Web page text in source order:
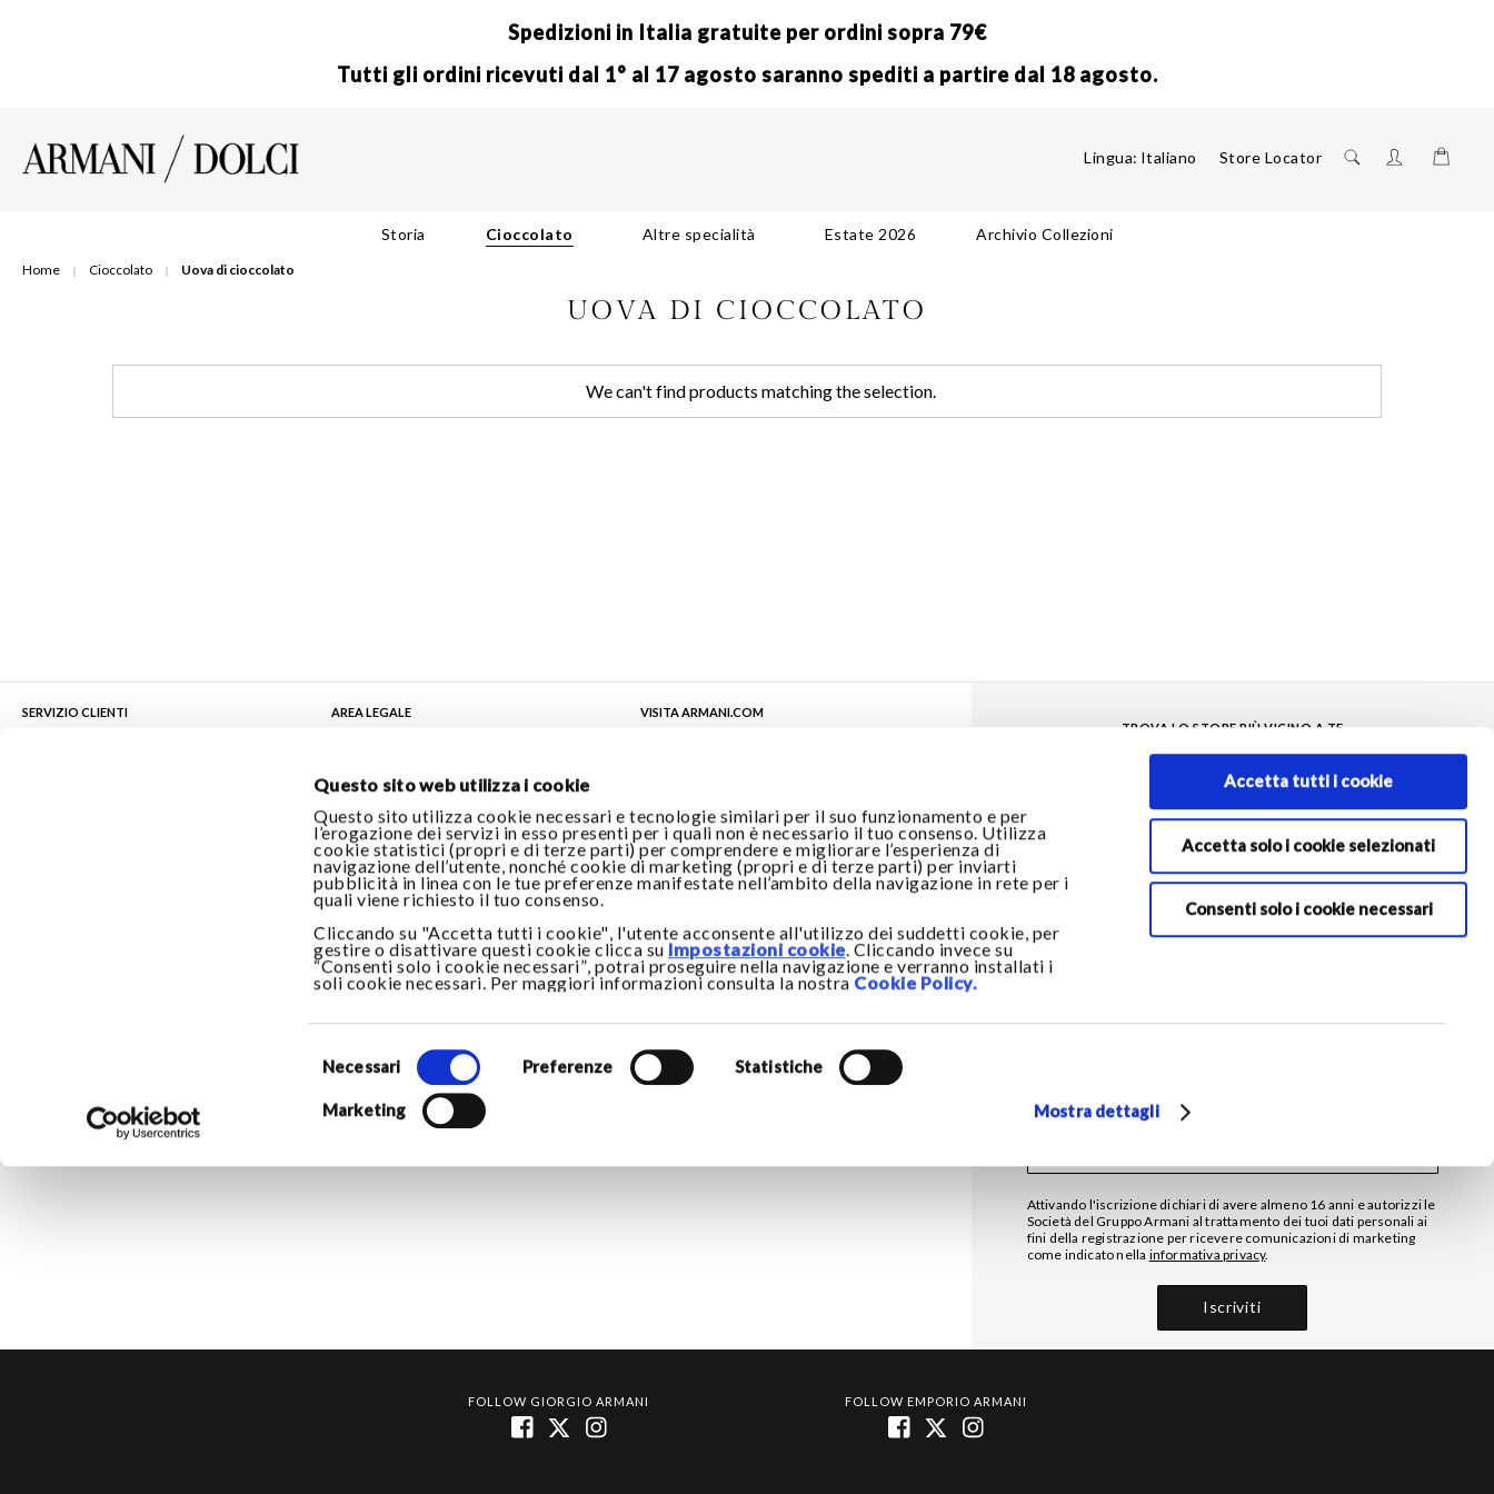
Questo sito web utilizza i cookie
Questo sito utilizza cookie necessari e tecnologie similari per il suo funzionamento e per
l’erogazione dei servizi in esso presenti per i quali non è necessario il tuo consenso. Utilizza
cookie statistici (propri e di terze parti) per comprendere e migliorare l’esperienza di
navigazione dell’utente, nonché cookie di marketing (propri e di terze parti) per inviarti
pubblicità in linea con le tue preferenze manifestate nell’ambito della navigazione in rete per i
quali viene richiesto il tuo consenso.
Cliccando su "Accetta tutti i cookie", l'utente acconsente all'utilizzo dei suddetti cookie, per
gestire o disattivare questi cookie clicca su Impostazioni cookie. Cliccando invece su
“Consenti solo i cookie necessari”, potrai proseguire nella navigazione e verranno installati i
soli cookie necessari. Per maggiori informazioni consulta la nostra Cookie Policy.
del
consenso
Necessari Preferenze Statistiche
Marketing Mostra dettagli
Accetta tutti i cookie
Accetta solo i cookie selezionati
Consenti solo i cookie necessari
Spedizioni in Italia gratuite per ordini sopra 79€
Tutti gli ordini ricevuti dal 1° al 17 agosto saranno spediti a partire dal 18 agosto.
Lingua: Italiano Store Locator
Storia Cioccolato Altre specialità Estate 2026 Archivio Collezioni
Home Cioccolato Uova di cioccolato
UOVA DI CIOCCOLATO
We can't find products matching the selection.
SERVIZIO CLIENTI AREA LEGALE
Privacy Policy
Cookie Policy
Accessibilità
VISITA ARMANI.COM
TROVA LO STORE PIÙ VICINO A TE
Store locator
RESTA IN CONTATTO
Rimani aggiornato sulle novità del mondo Armani/Dolci e
scopri tutte le promozioni esclusive.
*Campi obbligatori
Attivando l'iscrizione dichiari di avere almeno 16 anni e autorizzi le
Società del Gruppo Armani al trattamento dei tuoi dati personali ai
fini della registrazione per ricevere comunicazioni di marketing
come indicato nella informativa privacy‎.
Iscriviti
FOLLOW GIORGIO ARMANI FOLLOW EMPORIO ARMANI